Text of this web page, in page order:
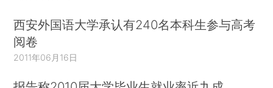
西安外国语大学承认有240名本科生参与高考
阅卷
2011年06月16日